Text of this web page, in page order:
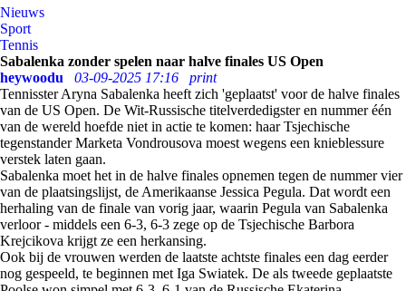
Nieuws
Sport
Tennis
Sabalenka zonder spelen naar halve finales US Open
heywoodu
03-09-2025 17:16
print
Tennisster Aryna Sabalenka heeft zich 'geplaatst' voor de halve finales
van de US Open. De Wit-Russische titelverdedigster en nummer één
van de wereld hoefde niet in actie te komen: haar Tsjechische
tegenstander Marketa Vondrousova moest wegens een knieblessure
verstek laten gaan.
Sabalenka moet het in de halve finales opnemen tegen de nummer vier
van de plaatsingslijst, de Amerikaanse Jessica Pegula. Dat wordt een
herhaling van de finale van vorig jaar, waarin Pegula van Sabalenka
verloor - middels een 6-3, 6-3 zege op de Tsjechische Barbora
Krejcikova krijgt ze een herkansing.
Ook bij de vrouwen werden de laatste achtste finales een dag eerder
nog gespeeld, te beginnen met Iga Swiatek. De als tweede geplaatste